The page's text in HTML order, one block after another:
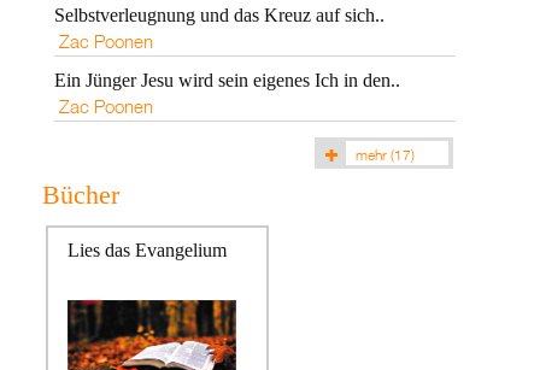
Selbstverleugnung und das Kreuz auf sich..
Zac Poonen
Ein Jünger Jesu wird sein eigenes Ich in den..
Zac Poonen
mehr (17)
Bücher
Lies das Evangelium